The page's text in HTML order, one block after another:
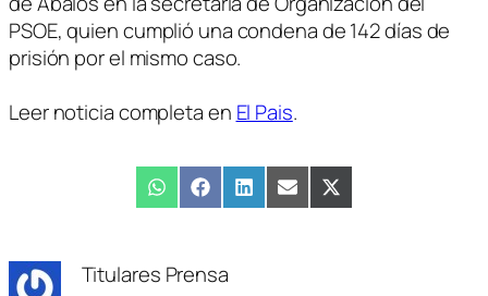
PSOE, quien cumplió una condena de 142 días de
prisión por el mismo caso.
Leer noticia completa en El Pais.
Compartir
en
WhatsAppCompartir
en
FacebookCompartir
en
LinkedInCompartir
en
EmailCompartir
en
X
(Twitter)
Titulares Prensa